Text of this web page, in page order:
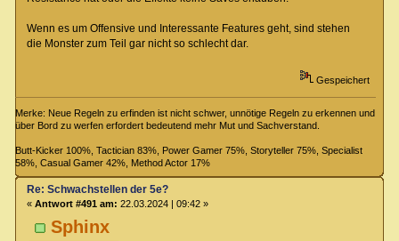
Wenn es um Offensive und Interessante Features geht, sind stehen
die Monster zum Teil gar nicht so schlecht dar.
Gespeichert
Merke: Neue Regeln zu erfinden ist nicht schwer, unnötige Regeln zu erkennen und
über Bord zu werfen erfordert bedeutend mehr Mut und Sachverstand.
Butt-Kicker 100%, Tactician 83%, Power Gamer 75%, Storyteller 75%, Specialist
58%, Casual Gamer 42%, Method Actor 17%
Sphinx
Re: Schwachstellen der 5e?
« Antwort #491 am: 22.03.2024 | 09:42 »